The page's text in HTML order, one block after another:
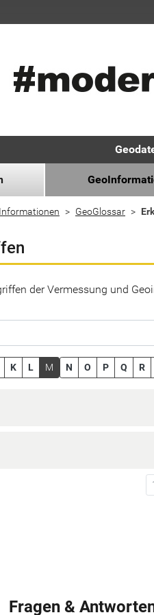
GeoGlossar
der Vermessung und
K L M N O P Q R
Fragen &